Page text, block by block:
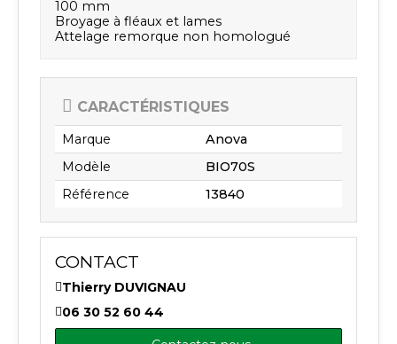
100 mm
Broyage à fléaux et lames
Attelage remorque non homologué
CARACTÉRISTIQUES
Marque
Anova
Modèle
BIO70S
Référence
13840
CONTACT
Thierry DUVIGNAU
06 30 52 60 44